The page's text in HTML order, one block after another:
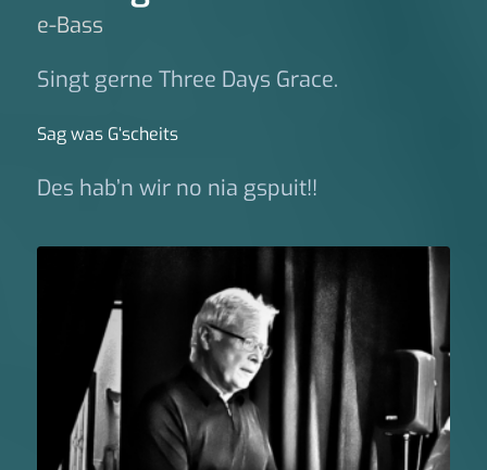
e-Bass
Singt gerne Three Days Grace.
Sag was G‘scheits
Des hab’n wir no nia gspuit!!